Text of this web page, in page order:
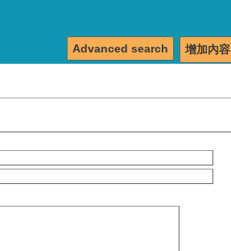
增加內容
Advanced search